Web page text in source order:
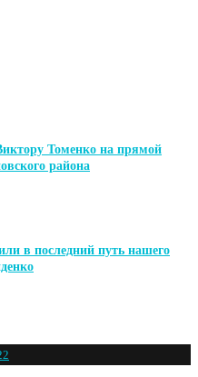
Томенко на прямой
района
в последний путь нашего